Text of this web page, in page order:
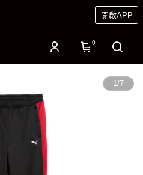
開啟APP
0
1/7